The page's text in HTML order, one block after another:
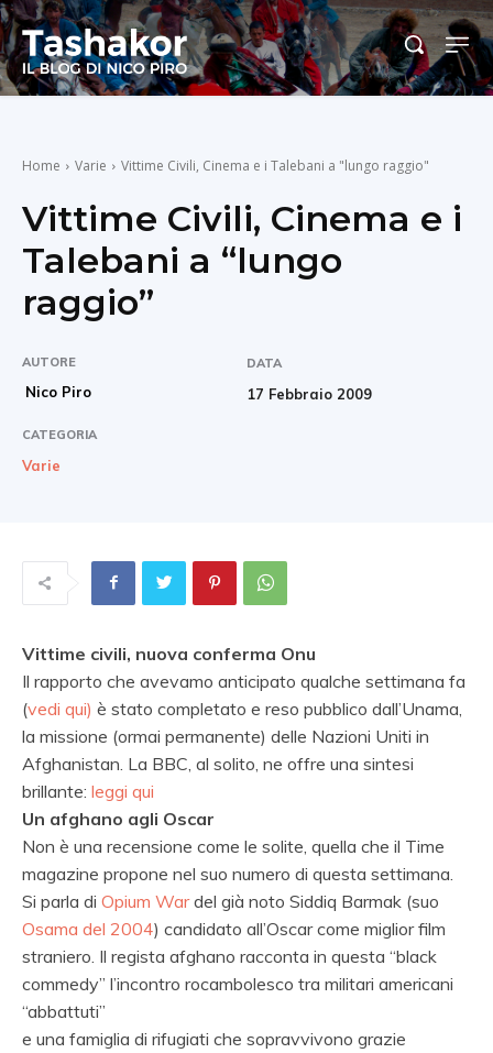
Home Varie Vittime Civili, Cinema e i Talebani a "lungo raggio"
Vittime Civili, Cinema e i
Talebani a “lungo
raggio”
AUTORE
Nico Piro
DATA
17 Febbraio 2009
CATEGORIA
Varie
Vittime civili, nuova conferma Onu
Il rapporto che avevamo anticipato qualche settimana fa
(vedi qui) è stato completato e reso pubblico dall’Unama,
la missione (ormai permanente) delle Nazioni Uniti in
Afghanistan. La BBC, al solito, ne offre una sintesi
brillante: leggi qui
Un afghano agli Oscar
Non è una recensione come le solite, quella che il Time
magazine propone nel suo numero di questa settimana.
Si parla di Opium Wardel già noto Siddiq Barmak (suo
Osama del 2004) candidato all’Oscar come miglior film
straniero. Il regista afghano racconta in questa “black
commedy” l’incontro rocambolesco tra militari americani
“abbattuti”
e una famiglia di rifugiati che sopravvivono grazie